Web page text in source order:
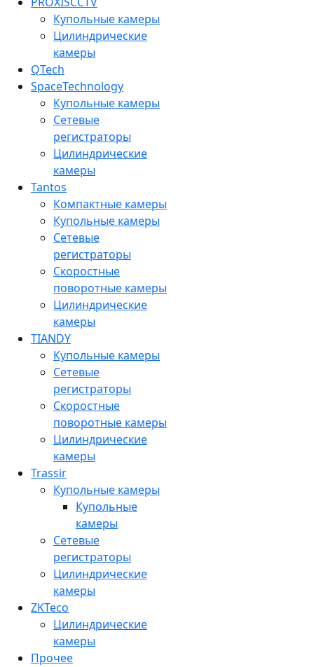
Купольные камеры
Цилиндрические
камеры
QTech
SpaceTechnology
Купольные камеры
Сетевые
регистраторы
Цилиндрические
камеры
Tantos
Компактные камеры
Купольные камеры
Сетевые
регистраторы
Скоростные
поворотные камеры
Цилиндрические
камеры
TIANDY
Купольные камеры
Сетевые
регистраторы
Скоростные
поворотные камеры
Цилиндрические
камеры
Trassir
Купольные камеры
Купольные
камеры
Сетевые
регистраторы
Цилиндрические
камеры
ZKTeco
Цилиндрические
камеры
Прочее